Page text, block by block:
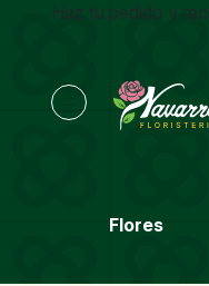
Haz tu pedido y
Flores